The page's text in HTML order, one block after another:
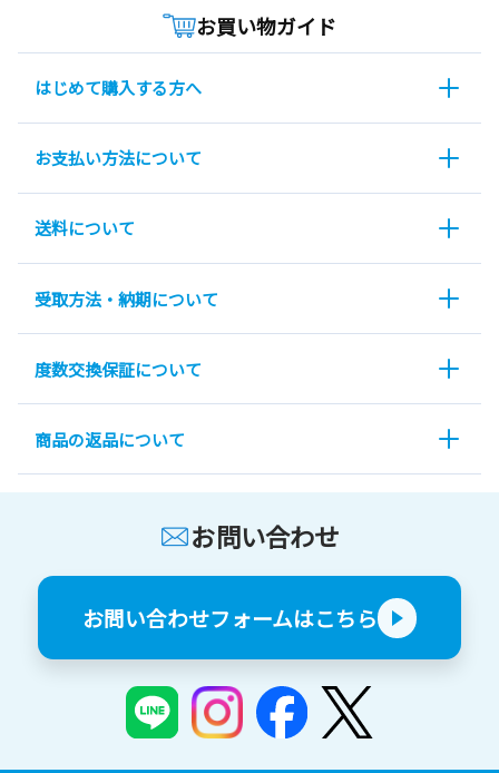
お買い物ガイド
はじめて購入する方へ
お支払い方法について
送料について
受取方法・納期について
度数交換保証について
商品の返品について
お問い合わせ
お問い合わせフォームはこちら